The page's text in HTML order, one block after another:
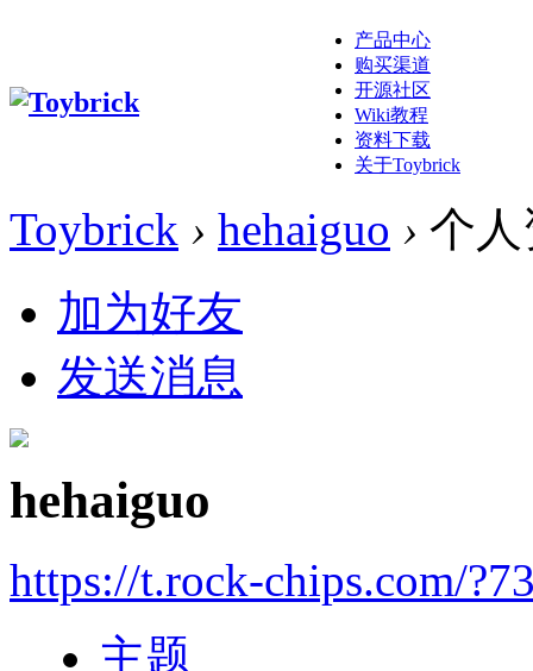
产品中心
购买渠道
开源社区
Wiki教程
资料下载
关于Toybrick
Toybrick › hehaiguo › 个
加为好友
发送消息
hehaiguo
https://t.rock-chips.com/
主题